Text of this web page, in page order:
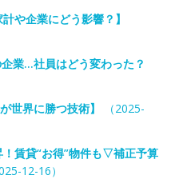
や企業にどう影響？】
業…社員はどう変わった？
界に勝つ技術】
（2025-
賃貸“お得”物件も▽補正予算
12-16）